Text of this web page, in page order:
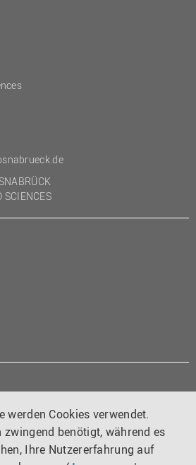
werden Cookies verwendet.
zwingend benötigt, während es
Ihre Nutzererfahrung auf
SCIENCES
Facebook